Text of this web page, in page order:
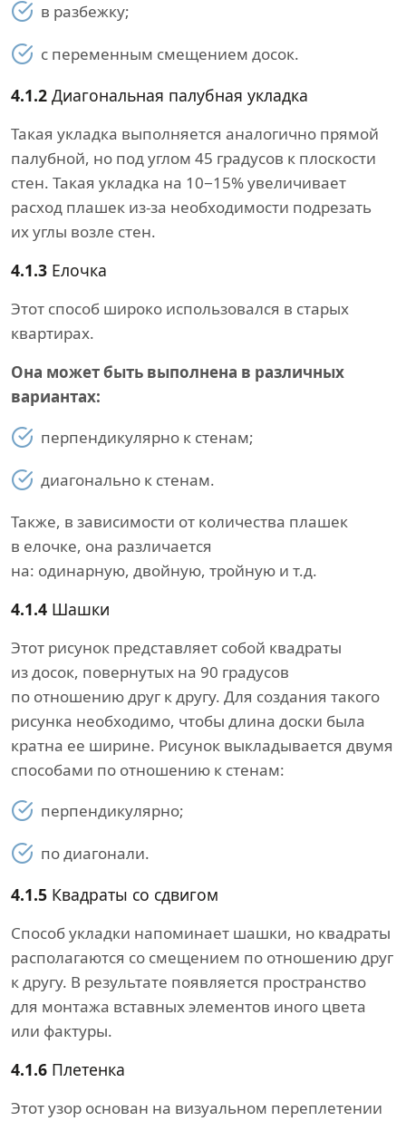
в разбежку;
с переменным смещением досок.
4.1.2 Диагональная палубная укладка
Такая укладка выполняется аналогично прямой
палубной, но под углом 45 градусов к плоскости
стен. Такая укладка на 10−15% увеличивает
расход плашек из-за необходимости подрезать
их углы возле стен.
4.1.3 Елочка
Этот способ широко использовался в старых
квартирах.
Она может быть выполнена в различных
вариантах:
перпендикулярно к стенам;
диагонально к стенам.
Также, в зависимости от количества плашек
в елочке, она различается
на: одинарную, двойную, тройную и т.д.
4.1.4 Шашки
Этот рисунок представляет собой квадраты
из досок, повернутых на 90 градусов
по отношению друг к другу. Для создания такого
рисунка необходимо, чтобы длина доски была
кратна ее ширине. Рисунок выкладывается двумя
способами по отношению к стенам:
перпендикулярно;
по диагонали.
4.1.5 Квадраты со сдвигом
Способ укладки напоминает шашки, но квадраты
располагаются со смещением по отношению друг
к другу. В результате появляется пространство
для монтажа вставных элементов иного цвета
или фактуры.
4.1.6 Плетенка
Этот узор основан на визуальном переплетении